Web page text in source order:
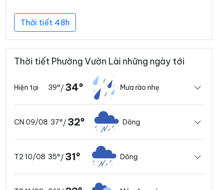
Thời tiết 48h
Thời tiết Phường Vườn Lài những ngày tới
Hiện tại 39°/ 34° Mưa rào nhẹ
CN 09/08 37°/ 32° Dông
T2 10/08 35°/ 31° Dông